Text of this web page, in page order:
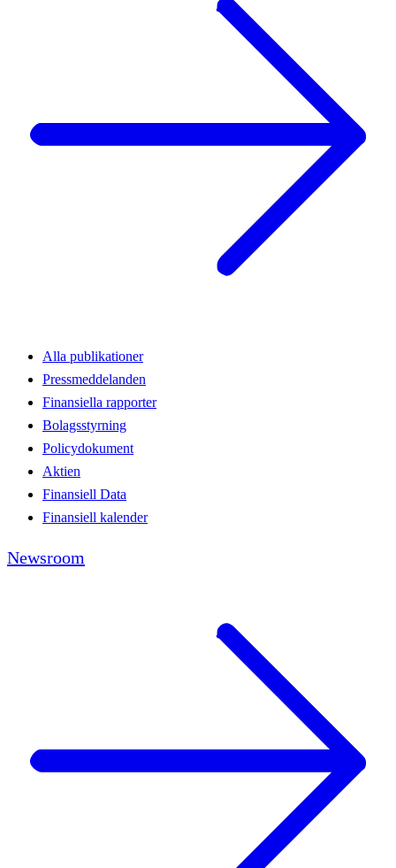
Alla publikationer
Pressmeddelanden
Finansiella rapporter
Bolagsstyrning
Policydokument
Aktien
Finansiell Data
Finansiell kalender
Newsroom